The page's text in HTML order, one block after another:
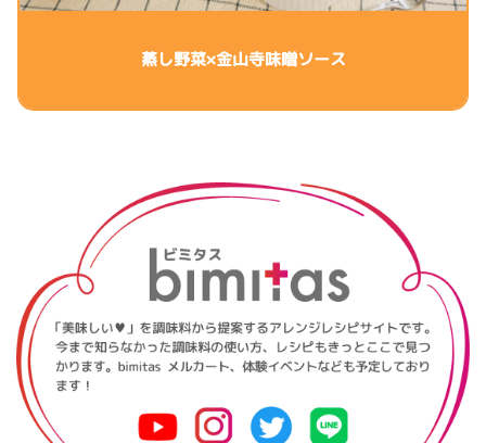
蒸し野菜×金山寺味噌ソース